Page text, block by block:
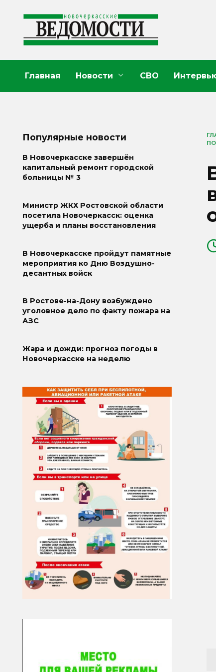
содержанию
Главная Новости СВО
Популярные новости
В Новочеркасске завершён
капитальный ремонт городской
больницы № 3
Министр ЖКХ Ростовской области
посетила Новочеркасск: оценка
ущерба и планы восстановления
В Новочеркасске пройдут памятные
мероприятия ко Дню Воздушно-
десантных войск
В Ростове-на-Дону возбуждено
уголовное дело по факту пожара на
АЗС
Жара и дожди: прогноз погоды в
Новочеркасске на неделю